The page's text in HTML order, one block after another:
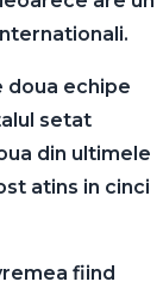
doua echipe
setat
din ultimele
atins in cinci
fiind